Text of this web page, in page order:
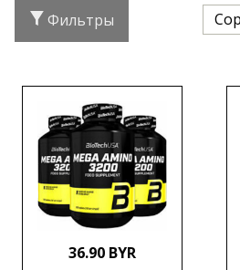
Фильтры
36.90 BYR